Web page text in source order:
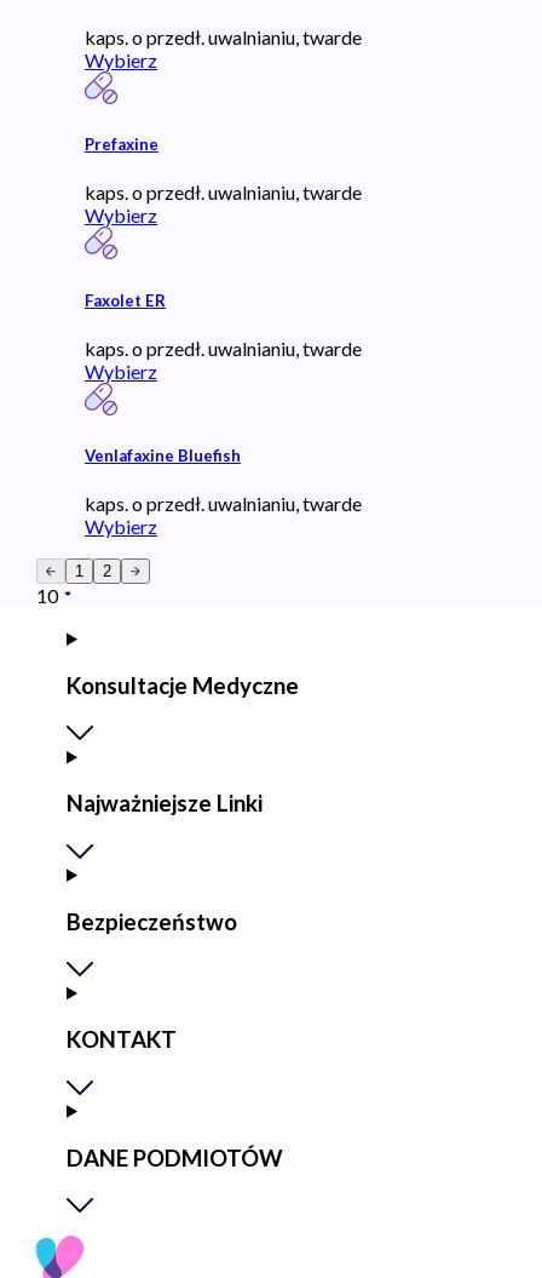
kaps. o przedł. uwalnianiu, twarde
Wybierz
Prefaxine
kaps. o przedł. uwalnianiu, twarde
Wybierz
Faxolet ER
kaps. o przedł. uwalnianiu, twarde
Wybierz
Venlafaxine Bluefish
kaps. o przedł. uwalnianiu, twarde
Wybierz
1 2
10
Konsultacje Medyczne
Najważniejsze Linki
Bezpieczeństwo
KONTAKT
DANE PODMIOTÓW